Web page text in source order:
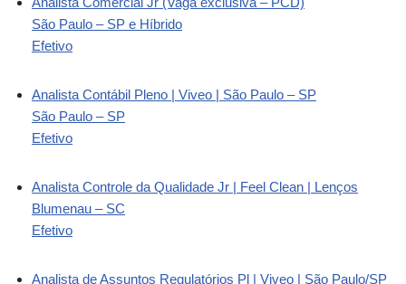
São Paulo – SP e Híbrido
Efetivo
Analista Contábil Pleno | Viveo | São Paulo – SP
São Paulo – SP
Efetivo
Analista Controle da Qualidade Jr | Feel Clean | Lenços
Blumenau – SC
Efetivo
Analista de Assuntos Regulatórios Pl | Viveo | São Paulo/SP